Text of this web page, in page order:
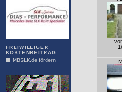
FREIWILLIGER
KOSTENBEITRAG
MBSLK.de fördern